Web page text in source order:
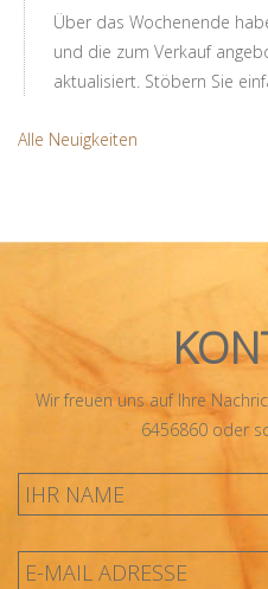
Über das Wochenende
und die zum Verkauf
aktualisiert. Stöbern Sie
Alle Neuigkeiten
Wir freuen uns auf Ihre
6456860 oder